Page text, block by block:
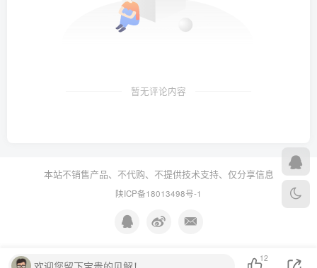
暂无评论内容
本站不销售产品、不代购、不提供技术支持、仅分享信息
陕ICP备18013498号-1
12